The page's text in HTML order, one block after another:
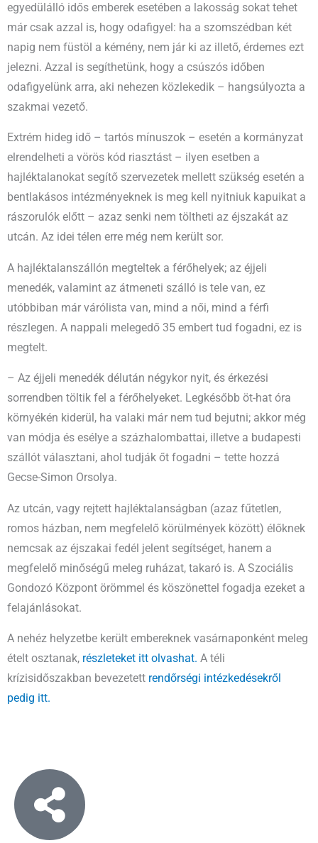
egyedülálló idős emberek esetében a lakosság sokat tehet
már csak azzal is, hogy odafigyel: ha a szomszédban két
napig nem füstöl a kémény, nem jár ki az illető, érdemes ezt
jelezni. Azzal is segíthetünk, hogy a csúszós időben
odafigyelünk arra, aki nehezen közlekedik – hangsúlyozta a
szakmai vezető.
Extrém hideg idő – tartós mínuszok – esetén a kormányzat
elrendelheti a vörös kód riasztást – ilyen esetben a
hajléktalanokat segítő szervezetek mellett szükség esetén a
bentlakásos intézményeknek is meg kell nyitniuk kapuikat a
rászorulók előtt – azaz senki nem töltheti az éjszakát az
utcán. Az idei télen erre még nem került sor.
A hajléktalanszállón megteltek a férőhelyek; az éjjeli
menedék, valamint az átmeneti szálló is tele van, ez
utóbbiban már várólista van, mind a női, mind a férfi
részlegen. A nappali melegedő 35 embert tud fogadni, ez is
megtelt.
– Az éjjeli menedék délután négykor nyit, és érkezési
sorrendben töltik fel a férőhelyeket. Legkésőbb öt-hat óra
környékén kiderül, ha valaki már nem tud bejutni; akkor még
van módja és esélye a százhalombattai, illetve a budapesti
szállót választani, ahol tudják őt fogadni – tette hozzá
Gecse-Simon Orsolya.
Az utcán, vagy rejtett hajléktalanságban (azaz fűtetlen,
romos házban, nem megfelelő körülmények között) élőknek
nemcsak az éjszakai fedél jelent segítséget, hanem a
megfelelő minőségű meleg ruházat, takaró is. A Szociális
Gondozó Központ örömmel és köszönettel fogadja ezeket a
felajánlásokat.
A nehéz helyzetbe került embereknek vasárnaponként meleg
ételt osztanak, részleteket itt olvashat. A téli
krízisidőszakban bevezetett rendőrségi intézkedésekről
pedig itt.